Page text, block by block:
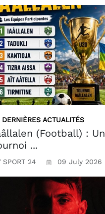
DERNIÈRES ACTUALITÉS
(Football) : Un
...
SPORT 24 09 July 2026